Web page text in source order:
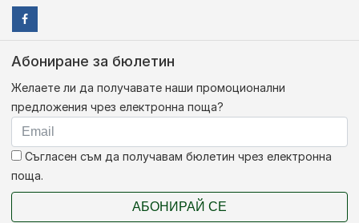
Абониране за бюлетин
Желаете ли да получавате наши промоционални
предложения чрез електронна поща?
Съгласен съм да получавам бюлетин чрез електронна
поща.
АБОНИРАЙ СЕ